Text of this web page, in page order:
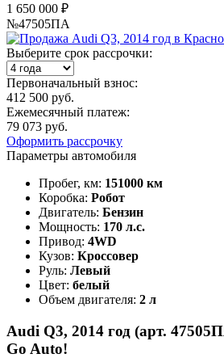
1 650 000 ₽
№47505ПА
Выберите срок рассрочки:
Первоначальный взнос:
412 500 руб.
Ежемесячный платеж:
79 073 руб.
Оформить рассрочку
Параметры автомобиля
Пробег, км: 151000 км
Коробка: Робот
Двигатель: Бензин
Мощность: 170 л.с.
Привод: 4WD
Кузов: Кроссовер
Руль: Левый
Цвет: белый
Объем двигателя: 2 л
Audi Q3, 2014 год (арт.
Go Auto!